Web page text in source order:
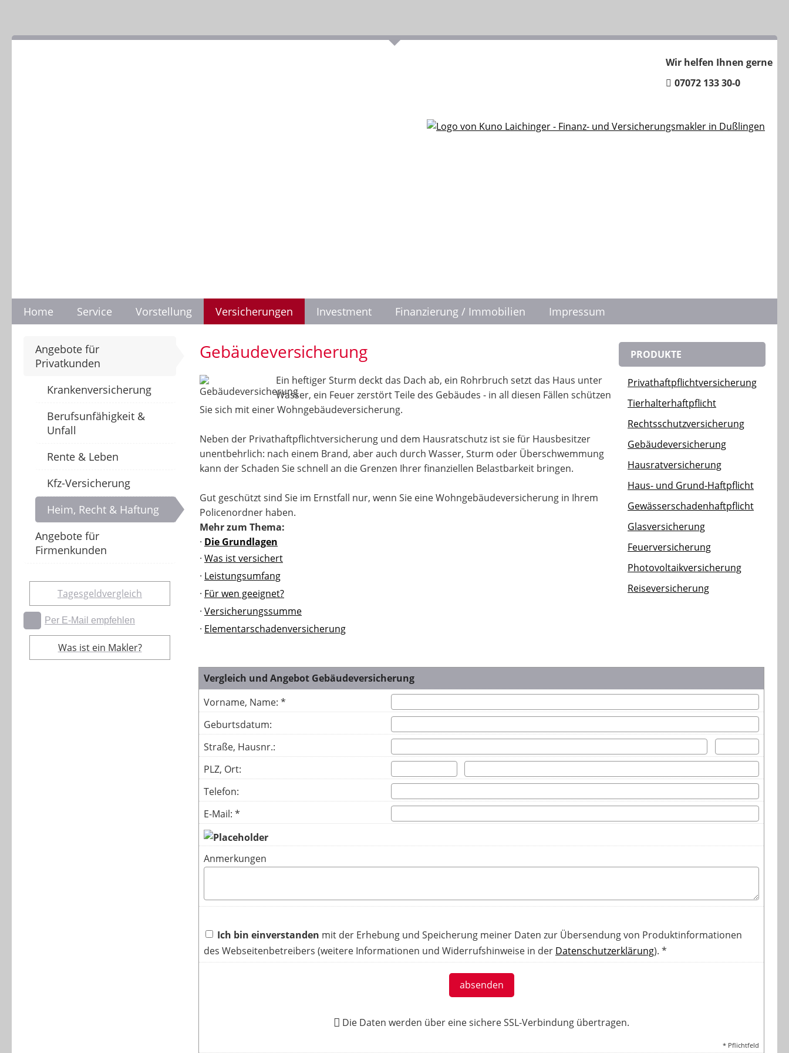
Wir helfen Ihnen gerne
07072 133 30-0
Home Service Vorstellung Versicherungen
Angebote für
Privatkunden
Krankenversicherung
Berufsunfähigkeit &
Unfall
Rente & Leben
Kfz-Versicherung
Heim, Recht & Haftung
Angebote für
Firmenkunden
Investment Finanzierung / Immobilien Impressum
Tagesgeldvergleich
Per E-Mail empfehlen
Was ist ein Makler?
PRODUKTE
Privathaftpflichtversicherung
Tierhalterhaftpflicht
Rechtsschutzversicherung
Gebäudeversicherung
Hausratversicherung
Haus- und Grund-Haftpflicht
Gewässerschadenhaftpflicht
Glasversicherung
Feuerversicherung
Photovoltaikversicherung
Reiseversicherung
Gebäudeversicherung
Ein heftiger Sturm deckt das Dach ab, ein Rohrbruch setzt das Haus unter
Wasser, ein Feuer zerstört Teile des Gebäudes - in all diesen Fällen schützen
Sie sich mit einer Wohngebäudeversicherung.
Neben der Privathaftpflichtversicherung und dem Hausratschutz ist sie für Hausbesitzer
unentbehrlich: nach einem Brand, aber auch durch Wasser, Sturm oder Überschwemmung
kann der Schaden Sie schnell an die Grenzen Ihrer finanziellen Belastbarkeit bringen.
Gut geschützt sind Sie im Ernstfall nur, wenn Sie eine Wohngebäudeversicherung in Ihrem
Policenordner haben.
Mehr zum Thema:
· Die Grundlagen
· Was ist versichert
· Leistungsumfang
· Für wen geeignet?
· Versicherungssumme
· Elementarschadenversicherung
Vergleich und Angebot Gebäudeversicherung
Vorname, Name: *
Geburtsdatum:
Straße, Hausnr.:
PLZ, Ort:
Telefon:
E-Mail: *
Anmerkungen
Ich bin einverstanden mit der Erhebung und Speicherung meiner Daten zur Übersendung von Produktinformationen
des Webseitenbetreibers (weitere Informationen und Widerrufshinweise in der Datenschutzerklärung). *
absenden
Die Daten werden über eine sichere SSL-Verbindung übertragen.
* Pflichtfeld